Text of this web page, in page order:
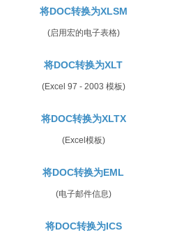
将DOC转换为XLSM
(启用宏的电子表格)
将DOC转换为XLT
(Excel 97 - 2003 模板)
将DOC转换为XLTX
(Excel模板)
将DOC转换为EML
(电子邮件信息)
将DOC转换为ICS